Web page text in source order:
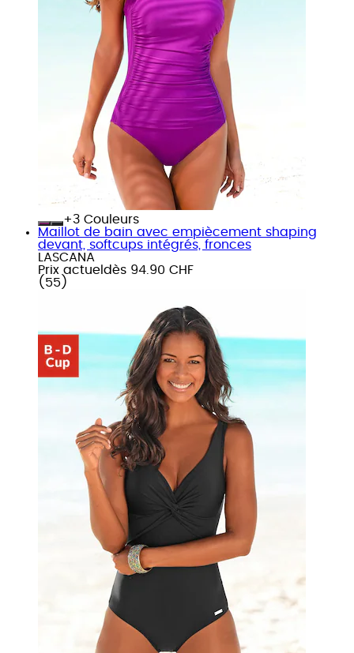
+
Couleurs
Maillot de bain avec empiècement shaping
devant, softcups intégrés, fronces
LASCANA
Prix actuel dès 94.90 CHF
( 55 )